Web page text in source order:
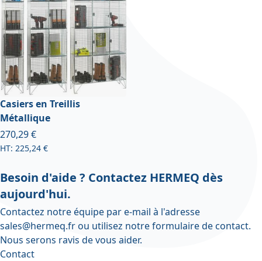
Casiers en Treillis
Métallique
À partir de
270,29 €
225,24 €
Besoin d'aide ? Contactez HERMEQ dès
aujourd'hui.
Contactez notre équipe par e-mail à l'adresse
sales@hermeq.frou utilisez notreformulaire de contact.
Nous serons ravis de vous aider.
Contact